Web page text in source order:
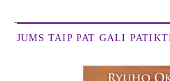
supratingumą ir asmeninę
žmonijos labui.
Mokytojas Ryuho Okava
JUMS TAIP PAT GALI